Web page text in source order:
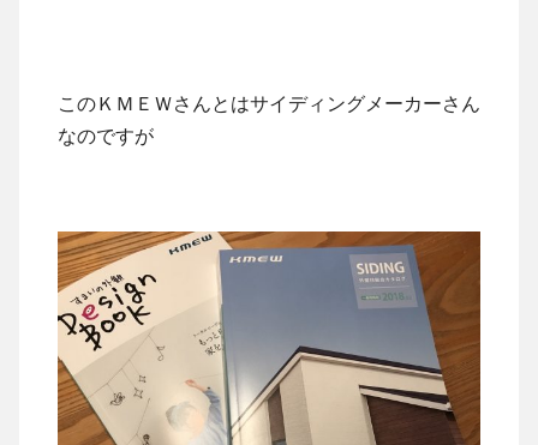
このＫＭＥＷさんとはサイディングメーカーさん
なのですが